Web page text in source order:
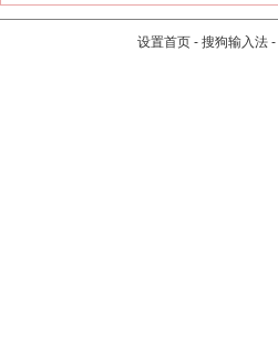
设置首页 - 搜狗输入法 -